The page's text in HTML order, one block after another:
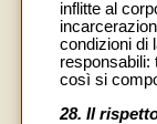
inflitte al
condizioni di
responsabili:
così si
28. Il